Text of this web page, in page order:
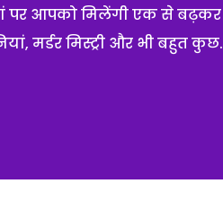
पर आपको मिलेंगी एक से बढ़कर
मर्डर मिस्ट्री और भी बहुत